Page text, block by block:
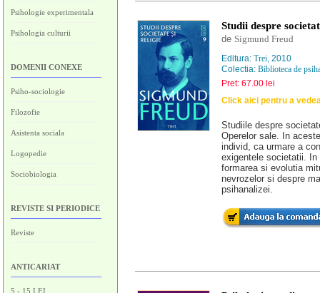
Psihologie experimentala
Psihologia culturii
DOMENII CONEXE
Psiho-sociologie
Filozofie
Asistenta sociala
Logopedie
Sociobiologia
REVISTE SI PERIODICE
Reviste
ANTICARIAT
5 - 15 LEI
Studii despre
de Sigmund Freud
Editura: Trei, 2010
Colectia: Biblioteca de
Pret: 67.00 lei
Click aici pentru a
Studiile despre
Operelor sale. In
individ, ca urmare a
exigentele societatii.
formarea si evolutia
nevrozelor si despre
psihanalizei.